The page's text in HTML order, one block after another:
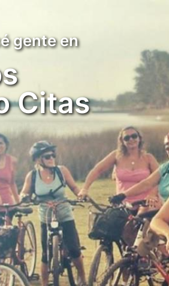
gente en
Citas